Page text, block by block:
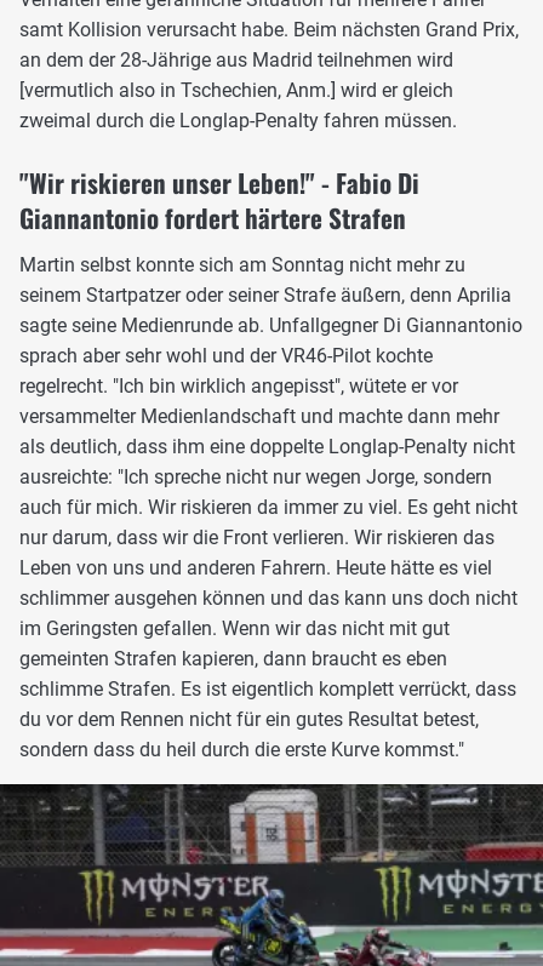
samt Kollision verursacht habe. Beim nächsten Grand Prix,
an dem der 28-Jährige aus Madrid teilnehmen wird
[vermutlich also in Tschechien, Anm.] wird er gleich
zweimal durch die Longlap-Penalty fahren müssen.
"Wir riskieren unser Leben!" - Fabio Di
Giannantonio fordert härtere Strafen
Martin selbst konnte sich am Sonntag nicht mehr zu
seinem Startpatzer oder seiner Strafe äußern, denn Aprilia
sagte seine Medienrunde ab. Unfallgegner Di Giannantonio
sprach aber sehr wohl und der VR46-Pilot kochte
regelrecht. "Ich bin wirklich angepisst", wütete er vor
versammelter Medienlandschaft und machte dann mehr
als deutlich, dass ihm eine doppelte Longlap-Penalty nicht
ausreichte: "Ich spreche nicht nur wegen Jorge, sondern
auch für mich. Wir riskieren da immer zu viel. Es geht nicht
nur darum, dass wir die Front verlieren. Wir riskieren das
Leben von uns und anderen Fahrern. Heute hätte es viel
schlimmer ausgehen können und das kann uns doch nicht
im Geringsten gefallen. Wenn wir das nicht mit gut
gemeinten Strafen kapieren, dann braucht es eben
schlimme Strafen. Es ist eigentlich komplett verrückt, dass
du vor dem Rennen nicht für ein gutes Resultat betest,
sondern dass du heil durch die erste Kurve kommst."